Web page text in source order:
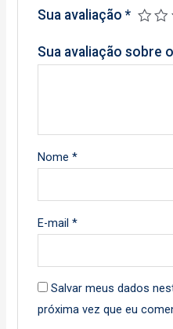
Sua avaliação *
Sua avaliação sobre
Nome *
E-mail *
Salvar meus dados
próxima vez que eu